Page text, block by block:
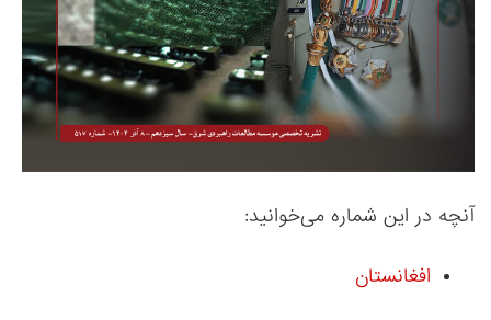
آنچه در این شماره می‌خوانید:
افغانستان